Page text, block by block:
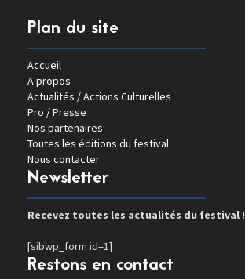
Plan du site
Accueil
A propos
Actualités / Actions Culturelles
Pro / Presse
Nos partenaires
Toutes les éditions du festival
Nous contacter
Newsletter
Recevez toutes les actualités du festival !
[sibwp_form id=1]
Restons en contact